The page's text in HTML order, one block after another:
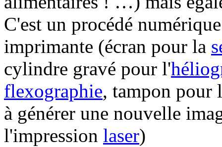
C'est un procédé
imprimante (écran pour la
cylindre gravé pour l'
flexographie, tampon
à générer une nouvelle
l'impression laser)